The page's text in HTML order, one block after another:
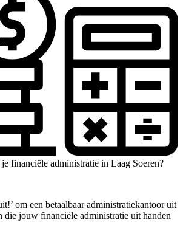
financiële administratie in Laag Soeren?
om een betaalbaar administratiekantoor uit
die jouw financiële administratie uit handen